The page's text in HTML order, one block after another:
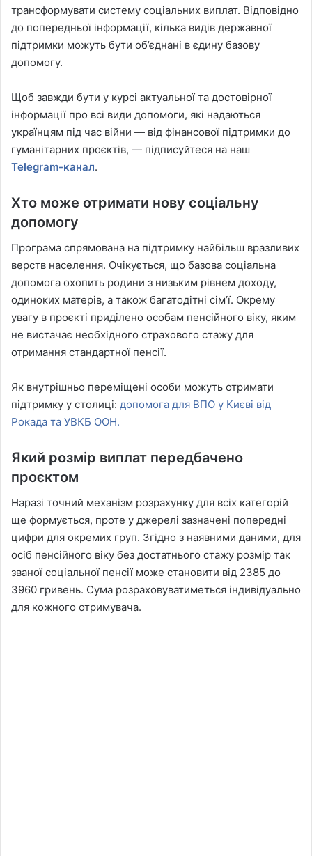
трансформувати систему соціальних виплат. Відповідно
до попередньої інформації, кілька видів державної
підтримки можуть бути об’єднані в єдину базову
допомогу.
Щоб завжди бути у курсі актуальної та достовірної
інформації про всі види допомоги, які надаються
українцям під час війни — від фінансової підтримки до
гуманітарних проєктів, — підписуйтеся на наш
Telegram-канал.
Хто може отримати нову соціальну
допомогу
Програма спрямована на підтримку найбільш вразливих
верств населення. Очікується, що базова соціальна
допомога охопить родини з низьким рівнем доходу,
одиноких матерів, а також багатодітні сім’ї. Окрему
увагу в проєкті приділено особам пенсійного віку, яким
не вистачає необхідного страхового стажу для
отримання стандартної пенсії.
Як внутрішньо переміщені особи можуть отримати
підтримку у столиці: допомога для ВПО у Києві від
Рокада та УВКБ ООН.
Який розмір виплат передбачено
проєктом
Наразі точний механізм розрахунку для всіх категорій
ще формується, проте у джерелі зазначені попередні
цифри для окремих груп. Згідно з наявними даними, для
осіб пенсійного віку без достатнього стажу розмір так
званої соціальної пенсії може становити від 2385 до
3960 гривень. Сума розраховуватиметься індивідуально
для кожного отримувача.